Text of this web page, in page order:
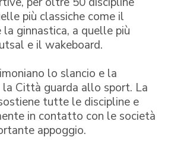
più classiche come il
ginnastica, a quelle più
e il wakeboard.
lo slancio e la
la Città guarda allo sport. La
tutte le discipline e
in contatto con le società
appoggio.